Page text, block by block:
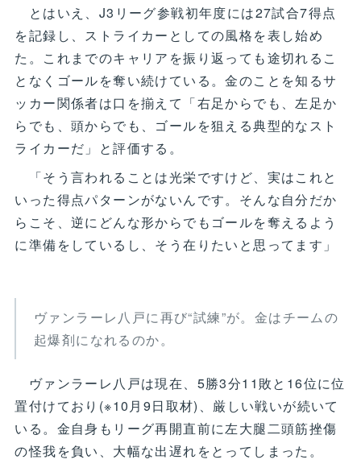
とはいえ、J3リーグ参戦初年度には27試合7得点
を記録し、ストライカーとしての風格を表し始め
た。これまでのキャリアを振り返っても途切れるこ
となくゴールを奪い続けている。金のことを知るサ
ッカー関係者は口を揃えて「右足からでも、左足か
らでも、頭からでも、ゴールを狙える典型的なスト
ライカーだ」と評価する。
「そう言われることは光栄ですけど、実はこれと
いった得点パターンがないんです。そんな自分だか
らこそ、逆にどんな形からでもゴールを奪えるよう
に準備をしているし、そう在りたいと思ってます」
ヴァンラーレ八戸に再び“試練”が。金はチームの
起爆剤になれるのか。
ヴァンラーレ八戸は現在、5勝3分11敗と16位に位
置付けており(※10月9日取材)、厳しい戦いが続いて
いる。金自身もリーグ再開直前に左大腿二頭筋挫傷
の怪我を負い、大幅な出遅れをとってしまった。